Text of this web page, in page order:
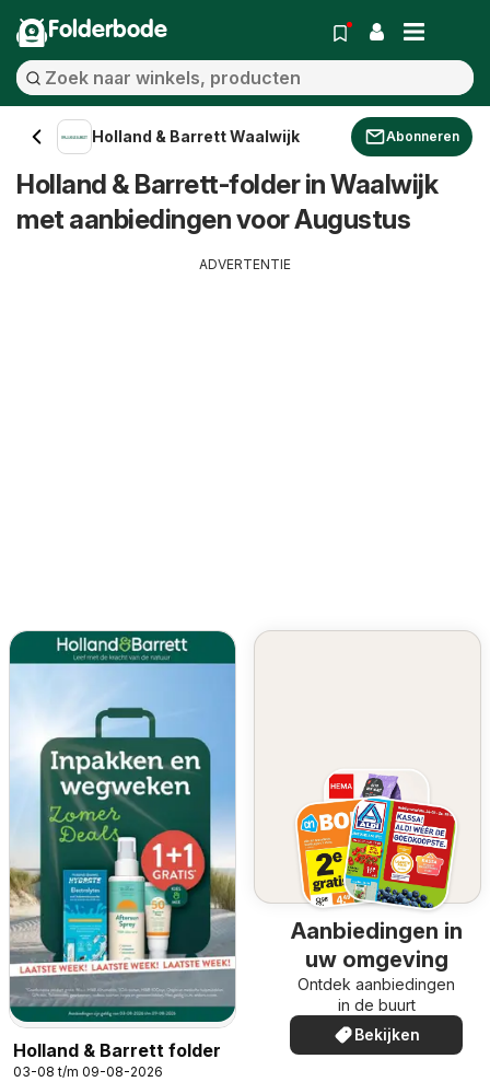
Folderbode
Holland & Barrett Waalwijk Abonneren
Holland & Barrett-folder in Waalwijk
met aanbiedingen voor Augustus
ADVERTENTIE
Holland & Barrett folder
03-08 t/m 09-08-2026
Aanbiedingen in
uw omgeving
Ontdek aanbiedingen
in de buurt
Bekijken